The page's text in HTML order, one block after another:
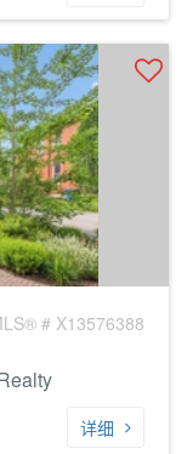
# X13576388
详细